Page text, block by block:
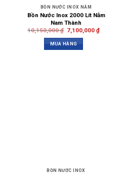
BỒN NƯỚC INOX NẰM
Bồn Nước Inox 2000 Lít Nằm
Nam Thành
10,150,000₫ 7,100,000₫
MUA HÀNG
BỒN NƯỚC INOX